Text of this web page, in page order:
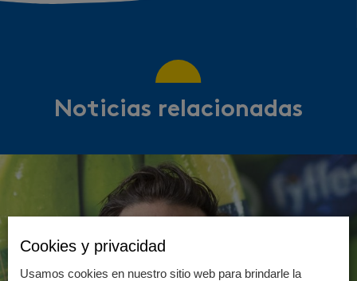
Noticias relacionadas
Cookies y privacidad
Usamos cookies en nuestro sitio web para brindarle la